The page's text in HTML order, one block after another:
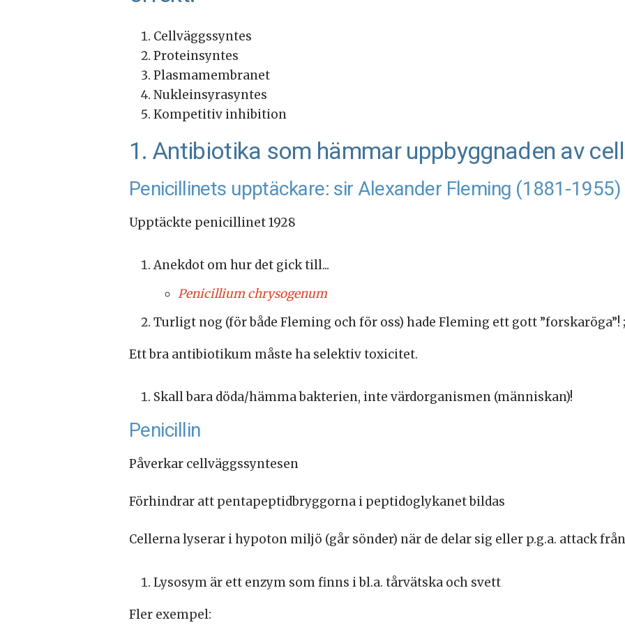
Cellväggssyntes
Proteinsyntes
Plasmamembranet
Nukleinsyrasyntes
Kompetitiv inhibition
1. Antibiotika som hämmar uppbyggnaden av
Penicillinets upptäckare: sir Alexander Fleming (1881-1955)
Upptäckte penicillinet 1928
Anekdot om hur det gick till...
Penicillium chrysogenum
Turligt nog (för både Fleming och för oss) hade Fleming ett gott ”forskaröga”!
Ett bra antibiotikum måste ha selektiv toxicitet.
Skall bara döda/hämma bakterien, inte värdorganismen (människan)!
Penicillin
Påverkar cellväggssyntesen
Förhindrar att pentapeptidbryggorna i peptidoglykanet bildas
Cellerna lyserar i hypoton miljö (går sönder) när de delar sig eller p.g.a. attack
Lysosym är ett enzym som finns i bl.a. tårvätska och svett
Fler exempel: